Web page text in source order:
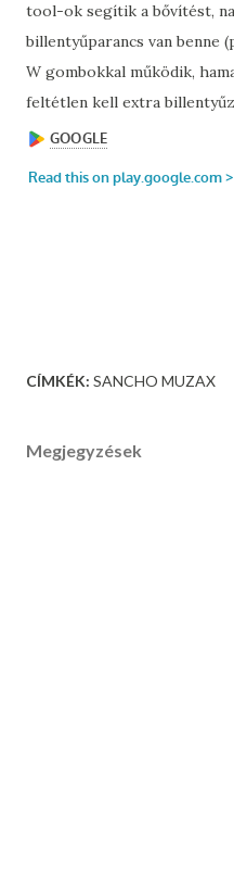
tool-ok segítik a bővítést,
billentyűparancs van benne
W gombokkal működik,
feltétlen kell extra
CÍMKÉK: SANCHO MUZAX
Megjegyzések